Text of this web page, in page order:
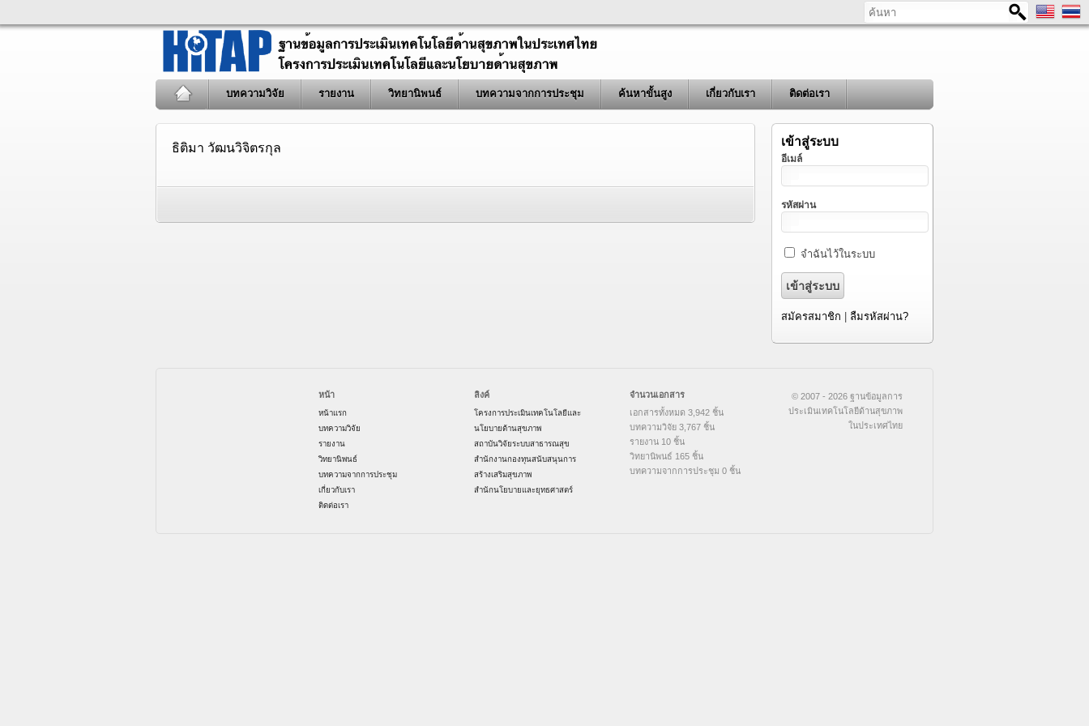
ค้นหา
บทความวิจัย รายงาน วิทยานิพนธ์ บทความจากการประชุม ค้นหาขั้นสูง เกี่ยวกับเรา ติดต่อเรา
ธิติมา วัฒนวิจิตรกุล เข้าสู่ระบบ
อีเมล์
รหัสผ่าน
จำฉันไว้ในระบบ
สมัครสมาชิก ลืมรหัสผ่าน?
หน้า
หน้าแรก
บทความวิจัย
รายงาน
วิทยานิพนธ์
บทความจากการประชุม
เกี่ยวกับเรา
ติดต่อเรา
ลิงค์
โครงการประเมินเทคโนโลยีและ
นโยบายด้านสุขภาพ
สถาบันวิจัยระบบสาธารณสุข
สำนักงานกองทุนสนับสนุนการ
สร้างเสริมสุขภาพ
สำนักนโยบายและยุทธศาสตร์
จำนวนเอกสาร
เอกสารทั้งหมด 3,942 ชิ้น
บทความวิจัย 3,767 ชิ้น
รายงาน 10 ชิ้น
วิทยานิพนธ์ 165 ชิ้น
บทความจากการประชุม 0 ชิ้น
© 2007 - 2026 ฐานข้อมูลการ
ประเมินเทคโนโลยีด้านสุขภาพ
ในประเทศไทย